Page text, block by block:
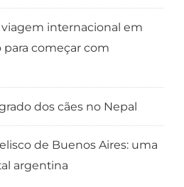
internacional em
começar com
dos cães no Nepal
de Buenos Aires: uma
argentina